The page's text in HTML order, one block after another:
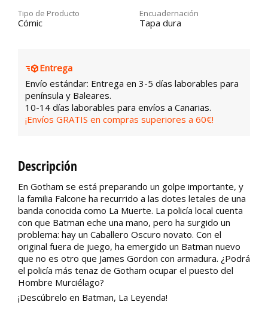
Tipo de Producto
Cómic
Encuadernación
Tapa dura
Entrega
Envío estándar: Entrega en 3-5 días laborables para
península y Baleares.
10-14 días laborables para envíos a Canarias.
¡Envíos GRATIS en compras superiores a 60€!
Descripción
En Gotham se está preparando un golpe importante, y
la familia Falcone ha recurrido a las dotes letales de una
banda conocida como La Muerte. La policía local cuenta
con que Batman eche una mano, pero ha surgido un
problema: hay un Caballero Oscuro novato. Con el
original fuera de juego, ha emergido un Batman nuevo
que no es otro que James Gordon con armadura. ¿Podrá
el policía más tenaz de Gotham ocupar el puesto del
Hombre Murciélago?
¡Descúbrelo en Batman, La Leyenda!